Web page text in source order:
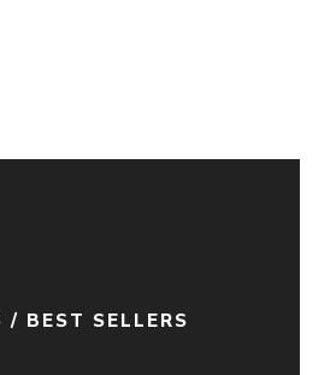
/ BEST SELLERS